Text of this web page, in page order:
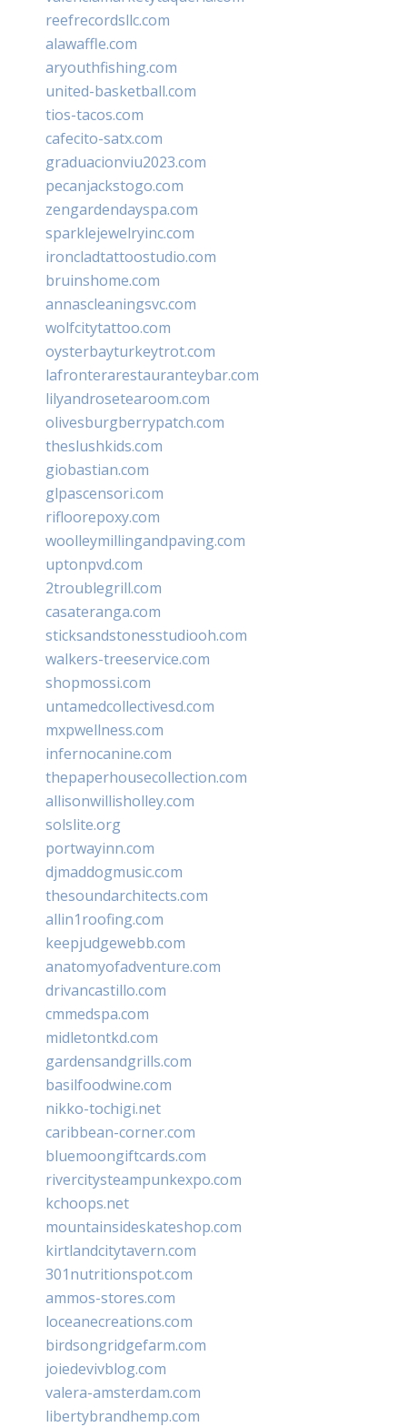
reefrecordsllc.com
alawaffle.com
aryouthfishing.com
united-basketball.com
tios-tacos.com
cafecito-satx.com
graduacionviu2023.com
pecanjackstogo.com
zengardendayspa.com
sparklejewelryinc.com
ironcladtattoostudio.com
bruinshome.com
annascleaningsvc.com
wolfcitytattoo.com
oysterbayturkeytrot.com
lafronterarestauranteybar.com
lilyandrosetearoom.com
olivesburgberrypatch.com
theslushkids.com
giobastian.com
glpascensori.com
rifloorepoxy.com
woolleymillingandpaving.com
uptonpvd.com
2troublegrill.com
casateranga.com
sticksandstonesstudiooh.com
walkers-treeservice.com
shopmossi.com
untamedcollectivesd.com
mxpwellness.com
infernocanine.com
thepaperhousecollection.com
allisonwillisholley.com
solslite.org
portwayinn.com
djmaddogmusic.com
thesoundarchitects.com
allin1roofing.com
keepjudgewebb.com
anatomyofadventure.com
drivancastillo.com
cmmedspa.com
midletontkd.com
gardensandgrills.com
basilfoodwine.com
nikko-tochigi.net
caribbean-corner.com
bluemoongiftcards.com
rivercitysteampunkexpo.com
kchoops.net
mountainsideskateshop.com
kirtlandcitytavern.com
301nutritionspot.com
ammos-stores.com
loceanecreations.com
birdsongridgefarm.com
joiedevivblog.com
valera-amsterdam.com
libertybrandhemp.com